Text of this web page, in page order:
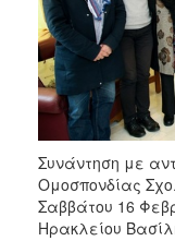
ΔΗΜΟΤΗΣ
ΕΠΙΣΚΕΠΤΗΣ
ΗΡΑΚΛΕΙΟ
Συνάντηση με
Ομοσπονδίας
Σαββάτου 16
Ηρακλείου